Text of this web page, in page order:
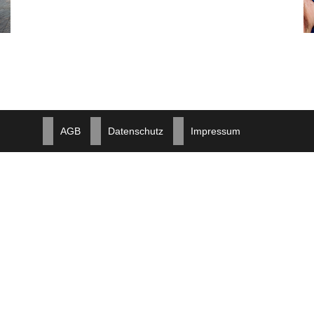
AGB Datenschutz Impressum